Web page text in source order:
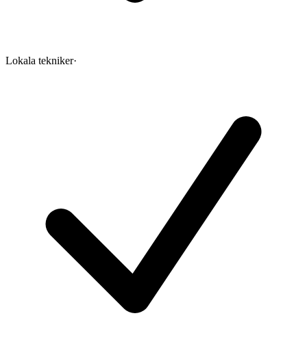
Lokala tekniker·